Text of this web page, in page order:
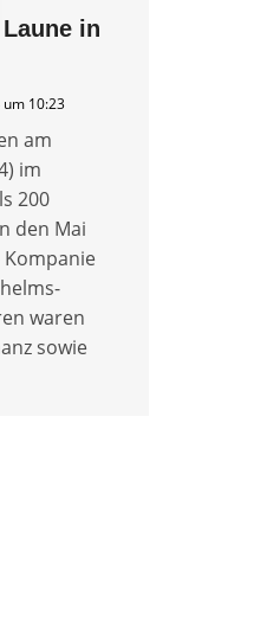
in
um 10:23
am
im
200
den Mai
Kompanie
waren
sowie